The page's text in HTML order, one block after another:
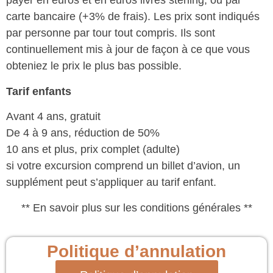
carte bancaire (+3% de frais). Les prix sont indiqués
par personne par tour tout compris. Ils sont
continuellement mis à jour de façon à ce que vous
obteniez le prix le plus bas possible.
Tarif enfants
Avant 4 ans, gratuit
De 4 à 9 ans, réduction de 50%
10 ans et plus, prix complet (adulte)
si votre excursion comprend un billet d’avion, un
supplément peut s’appliquer au tarif enfant.
** En savoir plus sur les conditions générales **
Politique d’annulation